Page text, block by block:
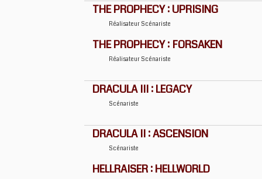
THE PROPHECY : UPRISING
Réalisateur Scénariste
THE PROPHECY : FORSAKEN
Réalisateur Scénariste
DRACULA III : LEGACY
Scénariste
DRACULA II : ASCENSION
Scénariste
HELLRAISER : HELLWORLD